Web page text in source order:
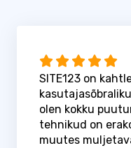
SITE123 on
olen kokku
tehnikud on
muutes